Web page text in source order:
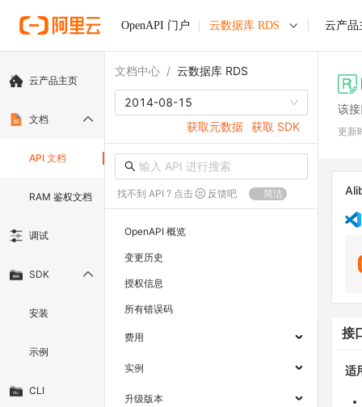
OpenAPI 门户 云数据库 RDS 云产品
云产品主页
文档
API 文档
RAM 鉴权文档
调试
SDK
安装
示例
CLI
文档中心 / 云数据库 RDS
2014-08-15
获取元数据 获取 SDK
找不到 API ? 点击 反馈吧 简洁
OpenAPI 概览
变更历史
授权信息
所有错误码
费用
实例
升级版本
该
更新
接
适